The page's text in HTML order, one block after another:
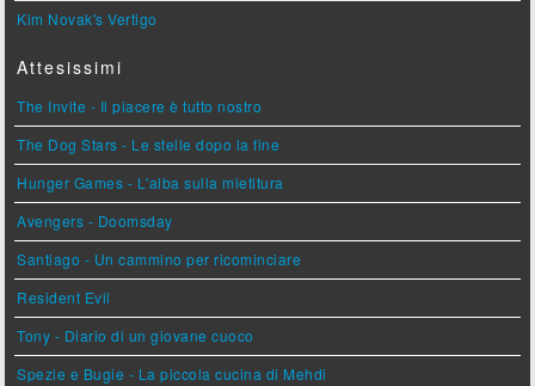
Kim Novak's Vertigo
Attesissimi
The Invite - Il piacere è tutto nostro
The Dog Stars - Le stelle dopo la fine
Hunger Games - L'alba sulla mietitura
Avengers - Doomsday
Santiago - Un cammino per ricominciare
Resident Evil
Tony - Diario di un giovane cuoco
Spezie e Bugie - La piccola cucina di Mehdi